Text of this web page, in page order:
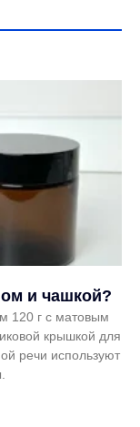
и чашкой?
120 г с матовым
крышкой для
речи используют